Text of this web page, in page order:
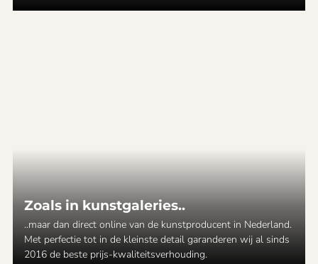
Zoals in kunstgaleries..
..maar dan direct online van de kunstproducent in Nederland.
Met perfectie tot in de kleinste detail garanderen wij al sinds
2016 de beste prijs-kwaliteitsverhouding.